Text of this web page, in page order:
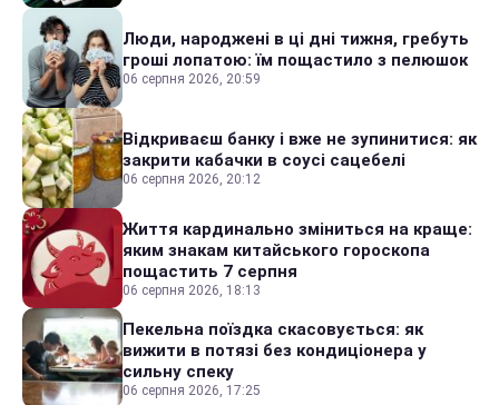
Люди, народжені в ці дні тижня, гребуть
гроші лопатою: їм пощастило з пелюшок
06 серпня 2026, 20:59
Відкриваєш банку і вже не зупинитися: як
закрити кабачки в соусі сацебелі
06 серпня 2026, 20:12
Життя кардинально зміниться на краще:
яким знакам китайського гороскопа
пощастить 7 серпня
06 серпня 2026, 18:13
Пекельна поїздка скасовується: як
вижити в потязі без кондиціонера у
сильну спеку
06 серпня 2026, 17:25